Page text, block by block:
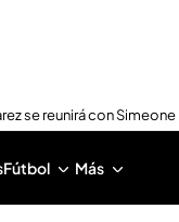
se reunirá con Simeone
Fútbol Más